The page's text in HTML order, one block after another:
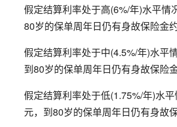
假定结算利率处于高(6%/年)水平
80岁的保单周年日仍有身故保险金
假定结算利率处于中(4.5%/年)水平
到80岁的保单周年日仍有身故保险
假定结算利率处于低(1.75%/年)水
元，到80岁的保单周年日仍有身故